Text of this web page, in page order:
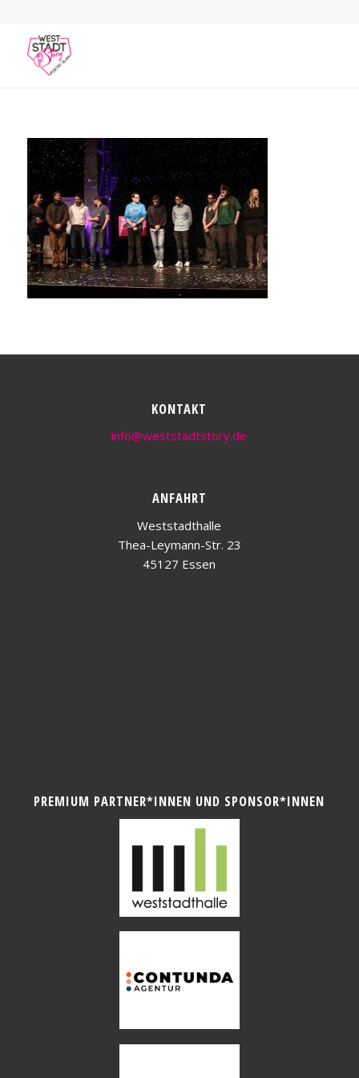
KONTAKT
info@weststadtstory.de
ANFAHRT
Weststadthalle
Thea-Leymann-Str. 23
45127 Essen
PREMIUM PARTNER*INNEN UND SPONSOR*INNEN